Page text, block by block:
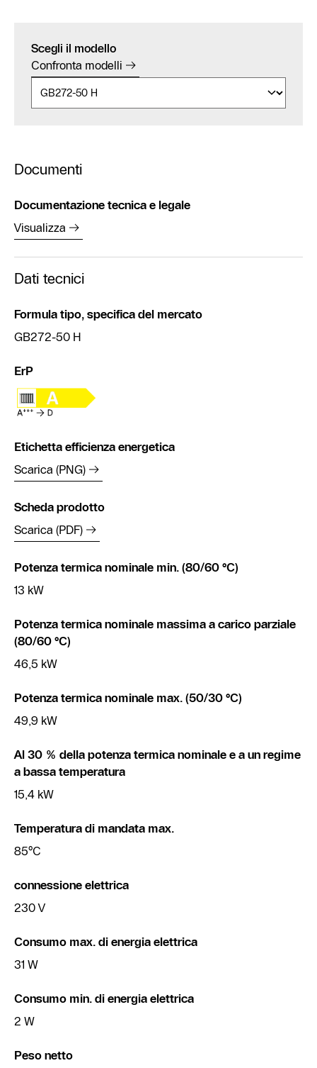
Scegli il modello
Confronta modelli
Documenti
Documentazione tecnica e legale
Visualizza
Dati tecnici
Formula tipo, specifica del mercato
GB272-50 H
ErP
Etichetta efficienza energetica
Scarica (PNG)
Scheda prodotto
Scarica (PDF)
Potenza termica nominale min. (80/60 °C)
13 kW
Potenza termica nominale massima a carico parziale
(80/60 °C)
46,5 kW
Potenza termica nominale max. (50/30 °C)
49,9 kW
Al 30 % della potenza termica nominale e a un regime
a bassa temperatura
15,4 kW
Temperatura di mandata max.
85°C
connessione elettrica
230 V
Consumo max. di energia elettrica
31 W
Consumo min. di energia elettrica
2 W
Peso netto